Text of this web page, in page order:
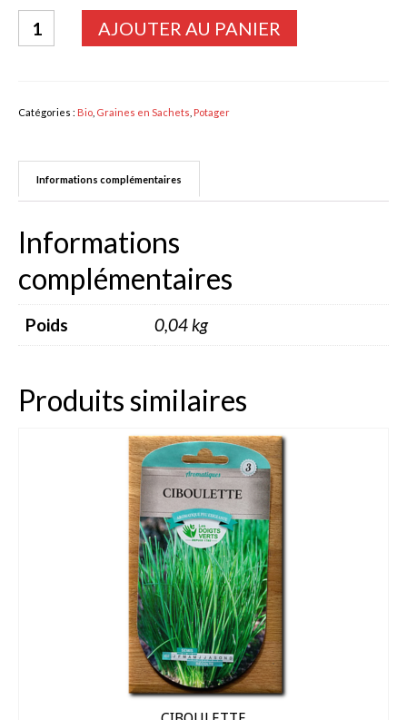
Tulipes
Jacinthes
Bulbes Printemps
Callas – arum
Glaïeuls
Dahlias
Dahlia Cactus 100 cm
Dahlia Décoratif 70 – 100 cm
Dahlia Feuillage Foncé 80 cm
Dahlia Pompon / ball 70 – 80 cm
Dahlia Gallery 35 cm
Dahlia Topmix 35 – 50 cm
Graines fleurs
Capucine
Cosmos
Oeillet d’inde
quantité
de
AJOUTER AU PANIER
Catégories : Bio Graines en Sachets Potager
Informations complémentaires
Informations
complémentaires
Poids 0,04 kg
Produits similaires